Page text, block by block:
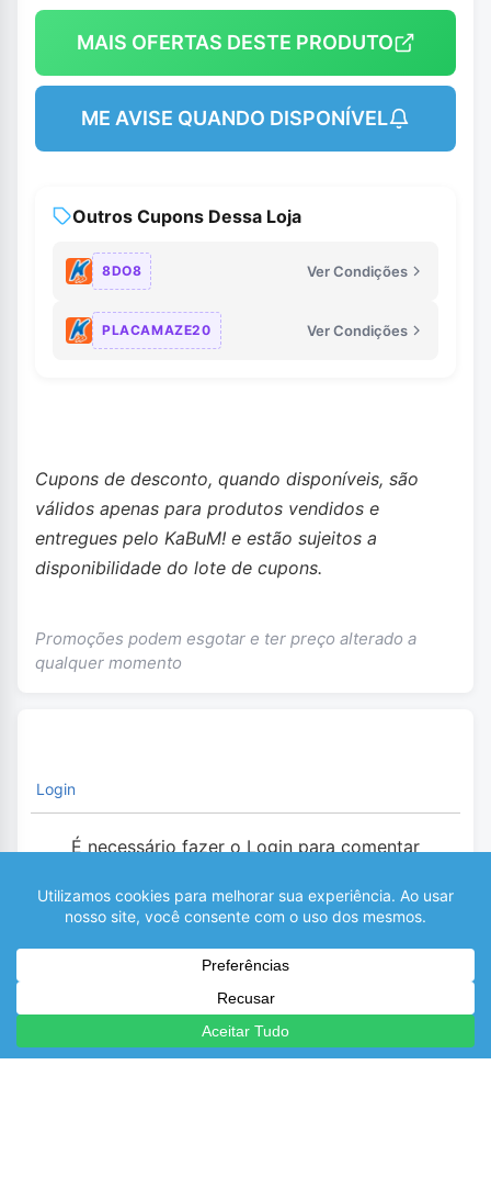
MAIS OFERTAS DESTE PRODUTO
ME AVISE QUANDO DISPONÍVEL
Outros Cupons Dessa Loja
8DO8 Ver Condições
PLACAMAZE20 Ver Condições
Cupons de desconto, quando disponíveis, são
válidos apenas para produtos vendidos e
entregues pelo KaBuM! e estão sujeitos a
disponibilidade do lote de cupons.
Promoções podem esgotar e ter preço alterado a
qualquer momento
Login
É necessário fazer o Login para comentar
0 COMENTÁRIOS